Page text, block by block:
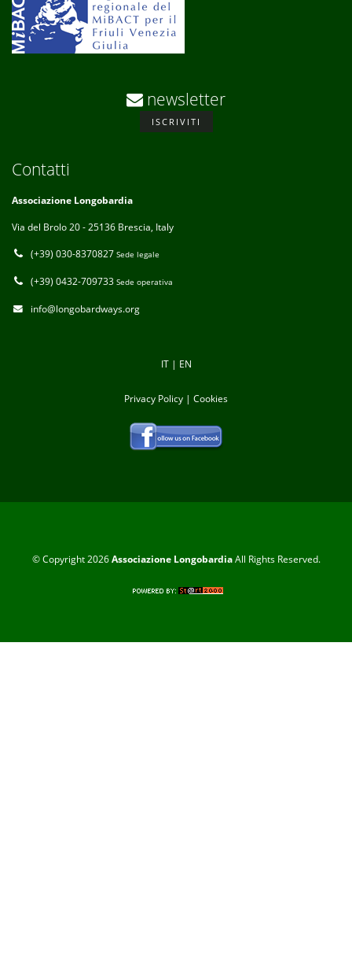
newsletter
ISCRIVITI
Contatti
Associazione Longobardia
Via del Brolo 20 - 25136 Brescia, Italy
(+39) 030-8370827 Sede legale
(+39) 0432-709733 Sede operativa
info@longobardways.org
IT| EN
Privacy Policy | Cookies
© Copyright 2026Associazione LongobardiaAll Rights Reserved.